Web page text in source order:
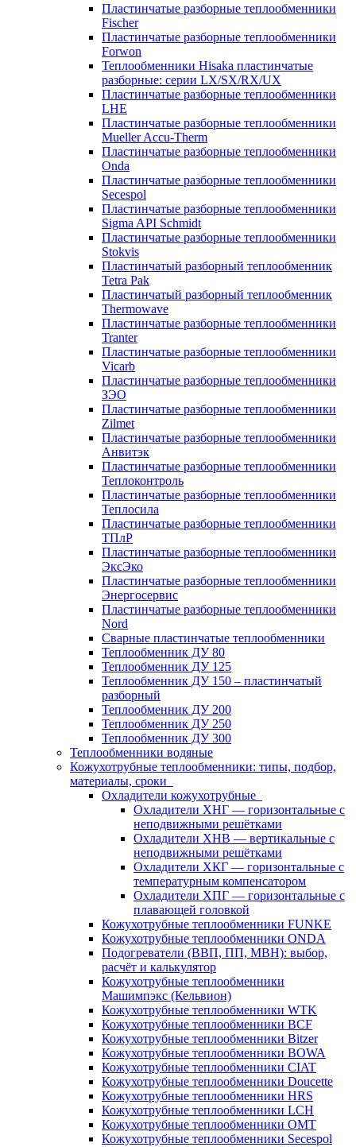
Пластинчатые разборные теплообменники
Fischer
Пластинчатые разборные теплообменники
Forwon
Теплообменники Hisaka пластинчатые
разборные: серии LX/SX/RX/UX
Пластинчатые разборные теплообменники
LHE
Пластинчатые разборные теплообменники
Mueller Accu-Therm
Пластинчатые разборные теплообменники
Onda
Пластинчатые разборные теплообменники
Secespol
Пластинчатые разборные теплообменники
Sigma API Schmidt
Пластинчатые разборные теплообменники
Stokvis
Пластинчатый разборный теплообменник
Tetra Pak
Пластинчатый разборный теплообменник
Thermowave
Пластинчатые разборные теплообменники
Tranter
Пластинчатые разборные теплообменники
Vicarb
Пластинчатые разборные теплообменники
ЗЭО
Пластинчатые разборные теплообменники
Zilmet
Пластинчатые разборные теплообменники
Анвитэк
Пластинчатые разборные теплообменники
Теплоконтроль
Пластинчатые разборные теплообменники
Теплосила
Пластинчатые разборные теплообменники
ТПлР
Пластинчатые разборные теплообменники
ЭксЭко
Пластинчатые разборные теплообменники
Энергосервис
Пластинчатые разборные теплообменники
Nord
Сварные пластинчатые теплообменники
Теплообменник ДУ 80
Теплообменник ДУ 125
Теплообменник ДУ 150 – пластинчатый
разборный
Теплообменник ДУ 200
Теплообменник ДУ 250
Теплообменник ДУ 300
Теплообменники водяные
Кожухотрубные теплообменники: типы, подбор,
материалы, сроки
Охладители кожухотрубные
Охладители ХНГ — горизонтальные с
неподвижными решётками
Охладители ХНВ — вертикальные с
неподвижными решётками
Охладители ХКГ — горизонтальные с
температурным компенсатором
Охладители ХПГ — горизонтальные с
плавающей головкой
Кожухотрубные теплообменники FUNKE
Кожухотрубные теплообменники ONDA
Подогреватели (ВВП, ПП, МВН): выбор,
расчёт и калькулятор
Кожухотрубные теплообменники
Машимпэкс (Кельвион)
Кожухотрубные теплообменники WTK
Кожухотрубные теплообменники BCF
Кожухотрубные теплообменники Bitzer
Кожухотрубные теплообменники BOWA
Кожухотрубные теплообменники CIAT
Кожухотрубные теплообменники Doucette
Кожухотрубные теплообменники HRS
Кожухотрубные теплообменники LCH
Кожухотрубные теплообменники OMT
Кожухотрубные теплообменники Secespol